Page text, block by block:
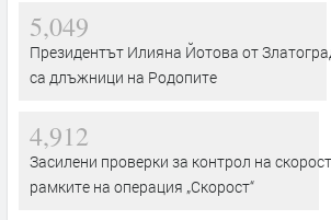
5,049
Президентът Илияна Йотова от
са длъжници на Родопите
4,912
Засилени проверки за контрол на
рамките на операция „Скорост“